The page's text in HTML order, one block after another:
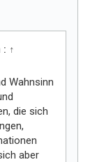
: ↑
Wahnsinn
die sich
aber